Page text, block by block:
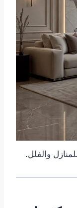
والفلل.